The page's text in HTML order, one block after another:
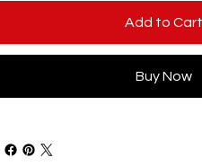
Add to Cart
Buy Now